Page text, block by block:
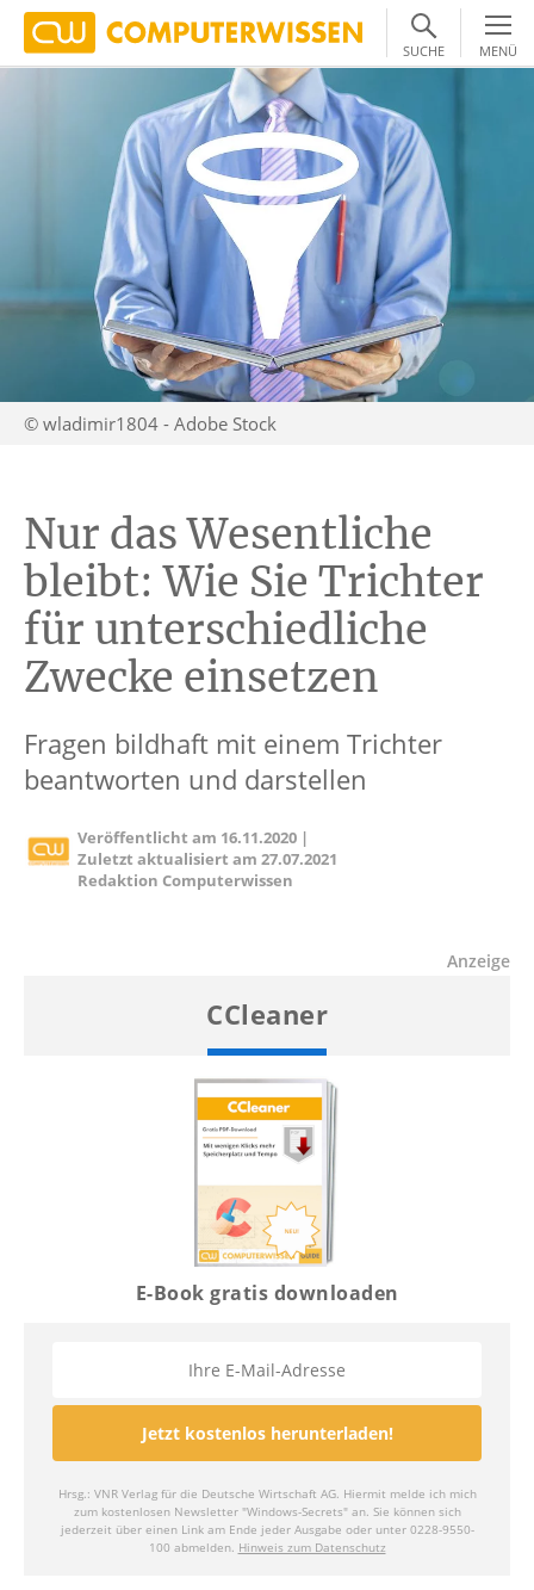
SUCHE MENÜ
© wladimir1804 - Adobe Stock
Nur das Wesentliche
bleibt: Wie Sie Trichter
für unterschiedliche
Zwecke einsetzen
Fragen bildhaft mit einem Trichter
beantworten und darstellen
Veröffentlicht am 16.11.2020 |
Zuletzt aktualisiert am27.07.2021
Redaktion Computerwissen